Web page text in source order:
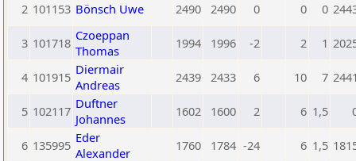
2 101153 Bönsch Uwe 2490 2490 0 0 0
3 101718 Czoeppan
Thomas
1994 1996 -2 2 1
4 101915 Diermair
Andreas
2439 2433 6 10 7
5 102117 Duftner
Johannes
1602 1600 2 6 1,5
6 135995 Eder
Alexander
1760 1784 -24 6 1,5